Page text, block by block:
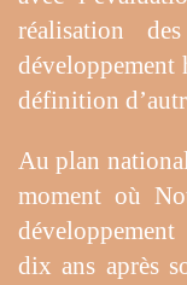
réalisation
développement
définition
Au plan
moment où
dix ans après